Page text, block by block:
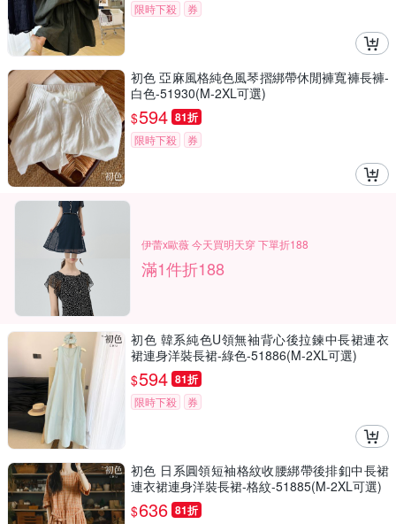
限時下殺 券
初色 亞麻風格純色風琴摺綁帶休閒褲寬褲長褲-
白色-51930(M-2XL可選)
$594 81折
限時下殺 券
伊蕾x歐薇 今天買明天穿 下單折188
滿1件折188
初色 韓系純色U領無袖背心後拉鍊中長裙連衣
裙連身洋裝長裙-綠色-51886(M-2XL可選)
$594 81折
限時下殺 券
初色 日系圓領短袖格紋收腰綁帶後排釦中長裙
連衣裙連身洋裝長裙-格紋-51885(M-2XL可選)
$636 81折